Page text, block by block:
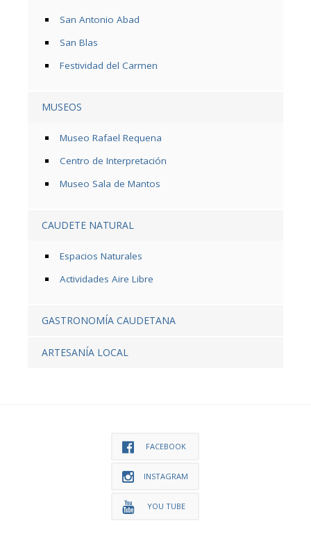
San Antonio Abad
San Blas
Festividad del Carmen
MUSEOS
Museo Rafael Requena
Centro de Interpretación
Museo Sala de Mantos
CAUDETE NATURAL
Espacios Naturales
Actividades Aire Libre
GASTRONOMÍA CAUDETANA
ARTESANÍA LOCAL
FACEBOOK
INSTAGRAM
YOU TUBE